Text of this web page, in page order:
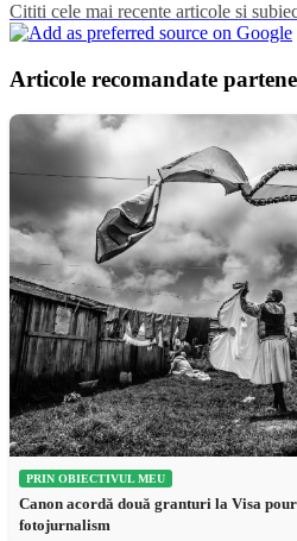
Cititi cele mai recente articole si
Articole recomandate
PRIN OBIECTIVUL MEU
Canon acordă două granturi la Visa
fotojurnalism